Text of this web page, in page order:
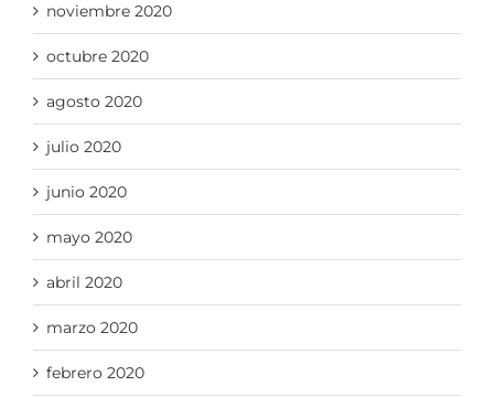
noviembre 2020
octubre 2020
agosto 2020
julio 2020
junio 2020
mayo 2020
abril 2020
marzo 2020
febrero 2020